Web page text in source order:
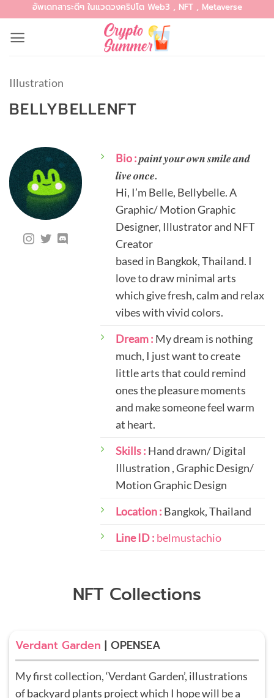
content
อัพเดทสาระดีๆ ในแวดวงคริปโต Web3 , NFT , Metaverse
Illustration
BELLYBELLENFT
Bio :𝒑𝒂𝒊𝒏𝒕 𝒚𝒐𝒖𝒓 𝒐𝒘𝒏 𝒔𝒎𝒊𝒍𝒆 𝒂𝒏𝒅
𝒍𝒊𝒗𝒆 𝒐𝒏𝒄𝒆.
Hi, I’m Belle, Bellybelle. A
Graphic/ Motion Graphic
Designer, Illustrator and NFT
Creator
based in Bangkok, Thailand. I
love to draw minimal arts
which give fresh, calm and relax
vibes with vivid colors.
Dream : My dream is nothing
much, I just want to create
little arts that could remind
ones the pleasure moments
and make someone feel warm
at heart.
Skills : Hand drawn/ Digital
Illustration , Graphic Design/
Motion Graphic Design
Location : Bangkok, Thailand
Line ID : belmustachio
NFT Collections
Verdant Garden | OPENSEA
My first collection, ‘Verdant Garden’, illustrations
of backyard plants project which I hope will be a